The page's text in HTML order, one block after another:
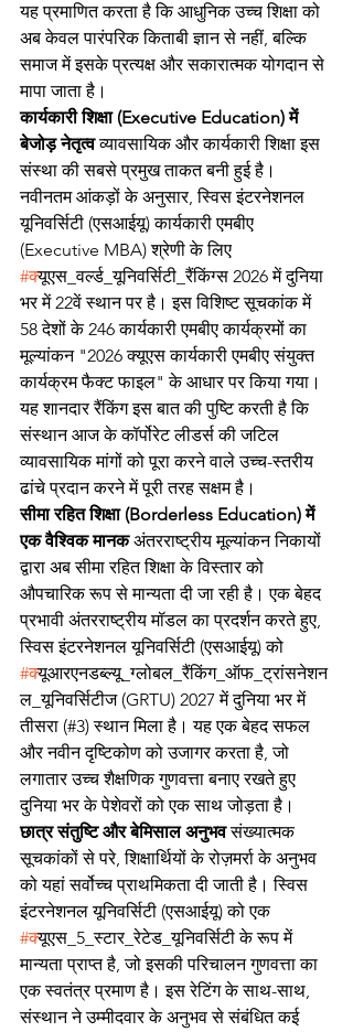
यह प्रमाणित करता है कि आधुनिक उच्च शिक्षा को
अब केवल पारंपरिक किताबी ज्ञान से नहीं, बल्कि
समाज में इसके प्रत्यक्ष और सकारात्मक योगदान से
मापा जाता है।
कार्यकारी शिक्षा (Executive Education) में
बेजोड़ नेतृत्व व्यावसायिक और कार्यकारी शिक्षा इस
संस्था की सबसे प्रमुख ताकत बनी हुई है।
नवीनतम आंकड़ों के अनुसार, स्विस इंटरनेशनल
यूनिवर्सिटी (एसआईयू) कार्यकारी एमबीए
(Executive MBA) श्रेणी के लिए
#क्यूएस_वर्ल्ड_यूनिवर्सिटी_रैंकिंग्स 2026 में दुनिया
भर में 22वें स्थान पर है। इस विशिष्ट सूचकांक में
58 देशों के 246 कार्यकारी एमबीए कार्यक्रमों का
मूल्यांकन "2026 क्यूएस कार्यकारी एमबीए संयुक्त
कार्यक्रम फैक्ट फाइल" के आधार पर किया गया।
यह शानदार रैंकिंग इस बात की पुष्टि करती है कि
संस्थान आज के कॉर्पोरेट लीडर्स की जटिल
व्यावसायिक मांगों को पूरा करने वाले उच्च-स्तरीय
ढांचे प्रदान करने में पूरी तरह सक्षम है।
सीमा रहित शिक्षा (Borderless Education) में
एक वैश्विक मानक अंतरराष्ट्रीय मूल्यांकन निकायों
द्वारा अब सीमा रहित शिक्षा के विस्तार को
औपचारिक रूप से मान्यता दी जा रही है। एक बेहद
प्रभावी अंतरराष्ट्रीय मॉडल का प्रदर्शन करते हुए,
स्विस इंटरनेशनल यूनिवर्सिटी (एसआईयू) को
#क्यूआरएनडब्ल्यू_ग्लोबल_रैंकिंग_ऑफ_ट्रांसनेशन
ल_यूनिवर्सिटीज (GRTU) 2027 में दुनिया भर में
तीसरा (#3) स्थान मिला है। यह एक बेहद सफल
और नवीन दृष्टिकोण को उजागर करता है, जो
लगातार उच्च शैक्षणिक गुणवत्ता बनाए रखते हुए
दुनिया भर के पेशेवरों को एक साथ जोड़ता है।
छात्र संतुष्टि और बेमिसाल अनुभव संख्यात्मक
सूचकांकों से परे, शिक्षार्थियों के रोज़मर्रा के अनुभव
को यहां सर्वोच्च प्राथमिकता दी जाती है। स्विस
इंटरनेशनल यूनिवर्सिटी (एसआईयू) को एक
#क्यूएस_5_स्टार_रेटेड_यूनिवर्सिटी के रूप में
मान्यता प्राप्त है, जो इसकी परिचालन गुणवत्ता का
एक स्वतंत्र प्रमाण है। इस रेटिंग के साथ-साथ,
संस्थान ने उम्मीदवार के अनुभव से संबंधित कई